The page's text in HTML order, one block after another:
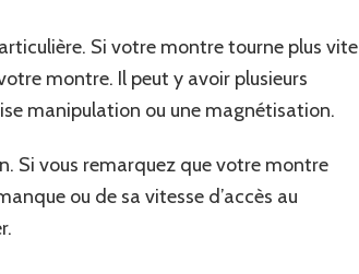
Si votre montre tourne plus vite
montre. Il peut y avoir plusieurs
manipulation ou une magnétisation.
Si vous remarquez que votre montre
ou de sa vitesse d’accès au